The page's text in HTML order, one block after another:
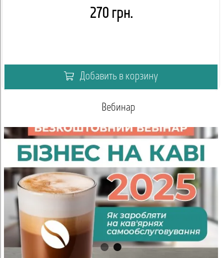
270 грн.
Добавить в корзину
Вебинар